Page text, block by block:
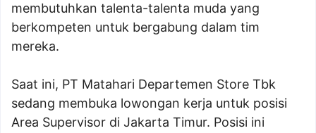
membutuhkan talenta-talenta muda yang
berkompeten untuk bergabung dalam tim
mereka.
Saat ini, PT Matahari Departemen Store Tbk
sedang membuka lowongan kerja untuk posisi
Area Supervisor di Jakarta Timur. Posisi ini